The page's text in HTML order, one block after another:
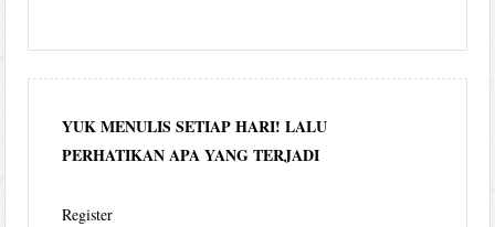
YUK MENULIS SETIAP HARI! LALU
PERHATIKAN APA YANG TERJADI
Register